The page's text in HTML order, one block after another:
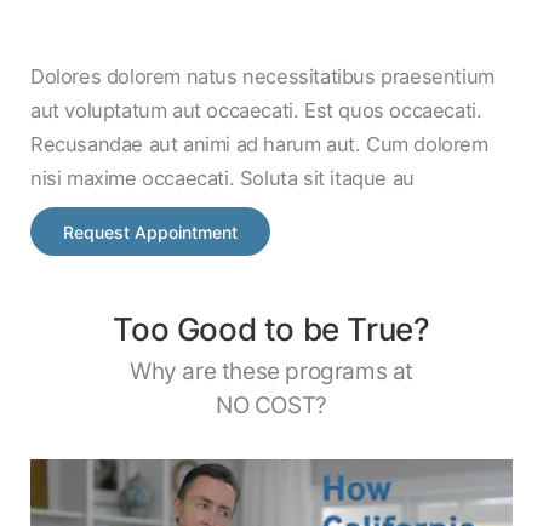
Dolores dolorem natus necessitatibus praesentium
aut voluptatum aut occaecati. Est quos occaecati.
Recusandae aut animi ad harum aut. Cum dolorem
nisi maxime occaecati. Soluta sit itaque au
Request Appointment
Too Good to be True?
Why are these programs at
NO COST?